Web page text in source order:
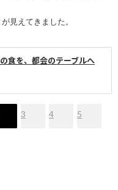
見えてきました。
を、都会のテーブルへ
3 4 5